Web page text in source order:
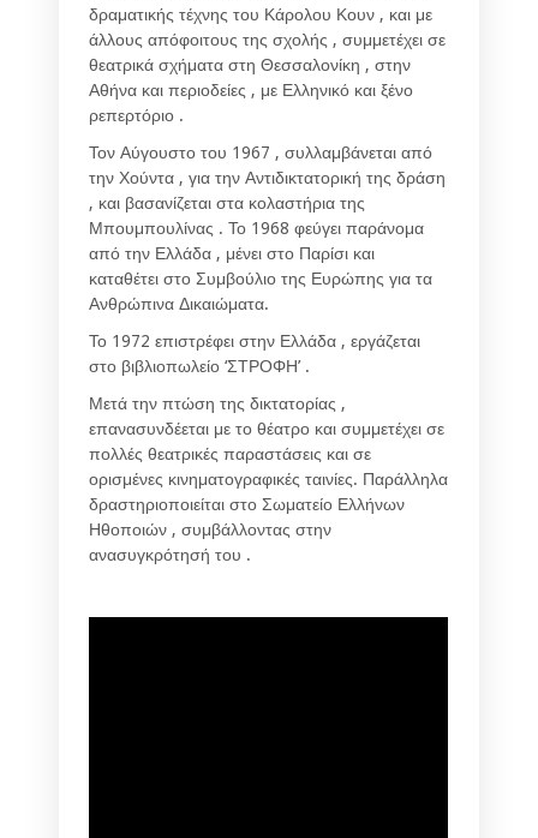
δραματικής τέχνης του Κάρολου Κουν , και με
άλλους απόφοιτους της σχολής , συμμετέχει σε
θεατρικά σχήματα στη Θεσσαλονίκη , στην
Αθήνα και περιοδείες , με Ελληνικό και ξένο
ρεπερτόριο .
Τον Αύγουστο του 1967 , συλλαμβάνεται από
την Χούντα , για την Αντιδικτατορική της δράση
, και βασανίζεται στα κολαστήρια της
Μπουμπουλίνας . Το 1968 φεύγει παράνομα
από την Ελλάδα , μένει στο Παρίσι και
καταθέτει στο Συμβούλιο της Ευρώπης για τα
Ανθρώπινα Δικαιώματα.
Το 1972 επιστρέφει στην Ελλάδα , εργάζεται
στο βιβλιοπωλείο ‘ΣΤΡΟΦΗ’ .
Μετά την πτώση της δικτατορίας ,
επανασυνδέεται με το θέατρο και συμμετέχει σε
πολλές θεατρικές παραστάσεις και σε
ορισμένες κινηματογραφικές ταινίες. Παράλληλα
δραστηριοποιείται στο Σωματείο Ελλήνων
Ηθοποιών , συμβάλλοντας στην
ανασυγκρότησή του .